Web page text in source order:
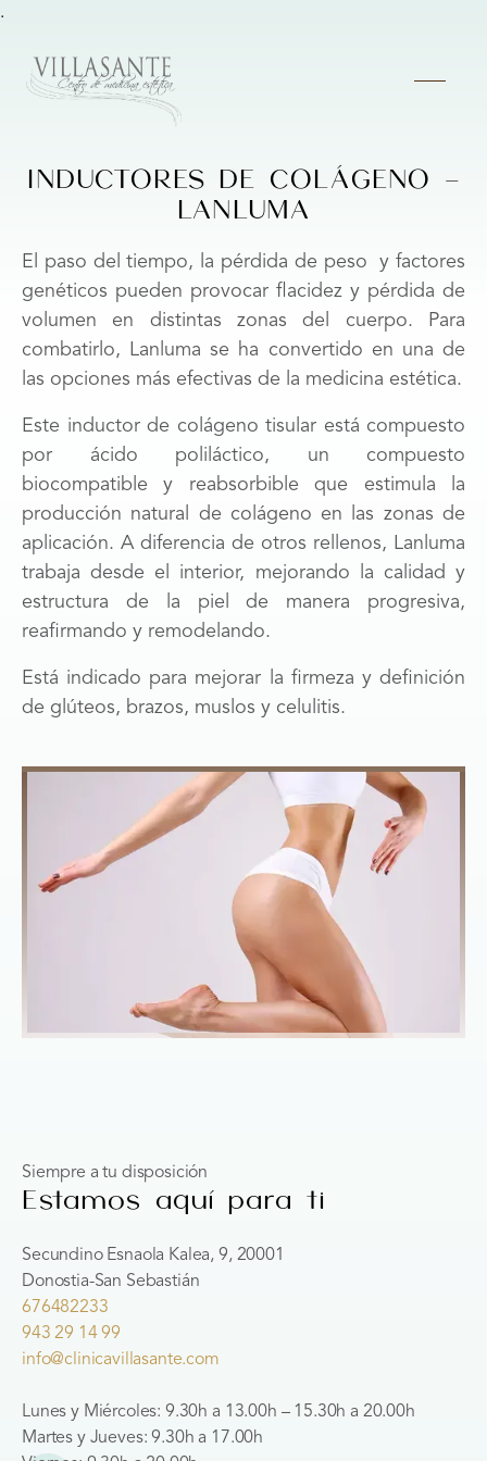
.
INDUCTORES DE COLÁGENO –
LANLUMA
El paso del tiempo, la pérdida de peso y factores
genéticos pueden provocar flacidez y pérdida de
volumen en distintas zonas del cuerpo. Para
combatirlo, Lanluma se ha convertido en una de
las opciones más efectivas de la medicina estética.
Este inductor de colágeno tisular está compuesto
por ácido poliláctico, un compuesto
biocompatible y reabsorbible que estimula la
producción natural de colágeno en las zonas de
aplicación. A diferencia de otros rellenos, Lanluma
trabaja desde el interior, mejorando la calidad y
estructura de la piel de manera progresiva,
reafirmando y remodelando.
Está indicado para mejorar la firmeza y definición
de glúteos, brazos, muslos y celulitis.
Siempre a tu disposición
Estamos aquí para ti
Secundino Esnaola Kalea, 9, 20001
Donostia-San Sebastián
676482233
943 29 14 99
info@clinicavillasante.com
Lunes y Miércoles: 9.30h a 13.00h – 15.30h a 20.00h
Martes y Jueves: 9.30h a 17.00h